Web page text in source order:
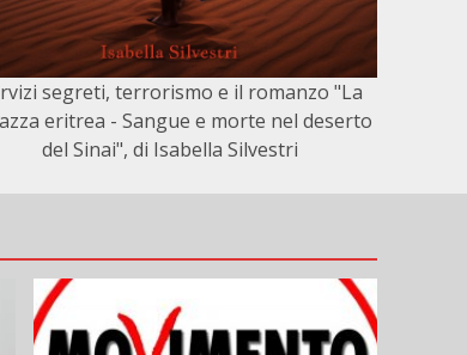
segreti, terrorismo e il romanzo "La
eritrea - Sangue e morte nel deserto
del Sinai", di Isabella Silvestri